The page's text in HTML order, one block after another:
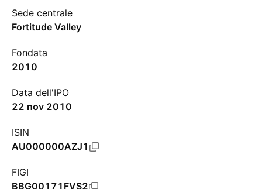
Sede centrale
Fortitude Valley
Fondata
2010
Data dell'IPO
22 nov 2010
ISIN
AU000000AZJ1
FIGI
BBG00171FVS2